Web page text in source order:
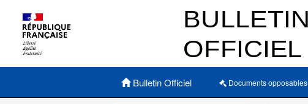
Menu principal
Bulletin Officiel Documents opposables